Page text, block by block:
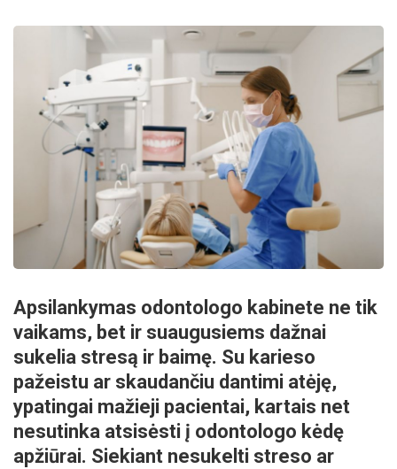
Apsilankymas odontologo kabinete ne tik
vaikams, bet ir suaugusiems dažnai
sukelia stresą ir baimę. Su karieso
pažeistu ar skaudančiu dantimi atėję,
ypatingai mažieji pacientai, kartais net
nesutinka atsisėsti į odontologo kėdę
apžiūrai. Siekiant nesukelti streso ar